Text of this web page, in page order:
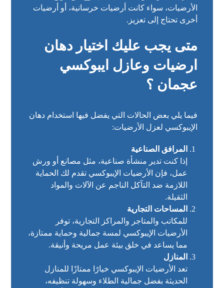
الأرضيات، سواء كانت أرضيات خرسانية، أو أرضيات
أخرى تحتاج إلى تعزيز.
متى يجب عليك اختيار دهان
ارضيات وعازل ايبوكسي
عجمان ؟
فيما يلي بعض الحالات التي يفضل فيها استخدام دهان
الإيبوكسي لعزل الأرضيات:
المرافق الصناعية
إذا كنت تدير منشأة صناعية، مثل مصانع أو ورش
عمل، فإن الأرضيات الإيبوكسي تقدم لك الحماية
اللازمة ضد التآكل الناجم عن الآلات والمواد
الثقيلة.
المساحات التجارية
للمكاتب والمتاجر والمراكز التجارية، توفر
الأرضيات الإيبوكسي لمسة جمالية وحماية ممتازة،
مما يساعد في خلق بيئة عمل مريحة وأنيقة.
المنازل
تعد الأرضيات الإيبوكسي خيارًا ممتازًا للمنازل
الحديثة بفضل جمالية الطلاء وسهولة تنظيفه،